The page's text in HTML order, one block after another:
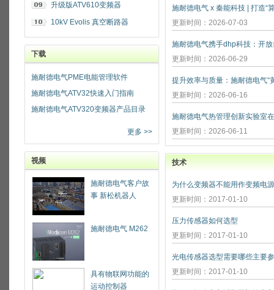
升级版ATV610变频器
10kV Evolis 真空断路器
下载
施耐德电气PME电能管理软件
施耐德电气ATV32快速入门指南
施耐德电气ATV320变频器产品目录
更多 >>
视频
施耐德电气客户故
事 新松机器人
施耐德电气 M262
具有物联网功能的
运动控制器
施耐德电气 x 秦能科技 | 打造“
更新时间：2026-07-03
更新时间：2026-06-29
更新时间：2026-06-16
更新时间：2026-06-11
技术
为什么变频器不能用作变频电
更新时间：2017-01-10
压力传感器如何选型
更新时间：2017-01-10
光电传感器选型需要哪些主要
更新时间：2017-01-10